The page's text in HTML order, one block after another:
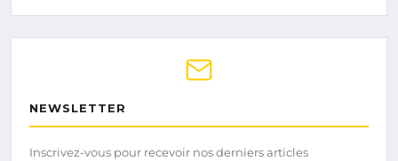
NEWSLETTER
Inscrivez-vous pour recevoir nos derniers articles